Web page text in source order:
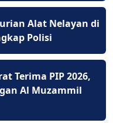
Alat Nelayan di
Polisi
Terima PIP 2026,
Al Muzammil